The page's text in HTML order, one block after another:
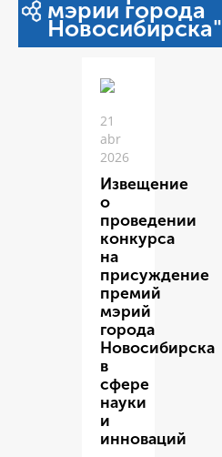
мэрии города
Новосибирска"
21
abr
2026
Извещение
о
проведении
конкурса
на
присуждение
премий
мэрий
города
Новосибирска
в
сфере
науки
и
инноваций